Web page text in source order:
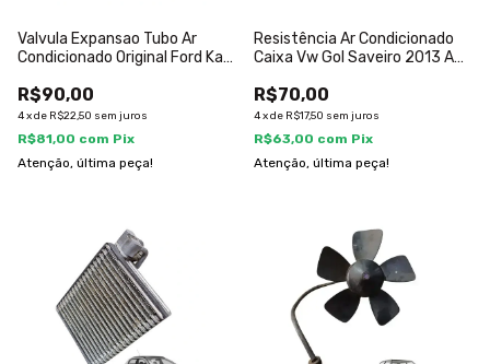
Valvula Expansao Tubo Ar
Condicionado Original Ford Ka
R$90,00
4xde R$22,50 sem juros
R$81,00 com Pix
Atenção, última peça!
Resistência Ar Condicionado
Caixa Vw Gol Saveiro 2013 A
R$70,00
4xde R$17,50 sem juros
R$63,00 com Pix
Atenção, última peça!